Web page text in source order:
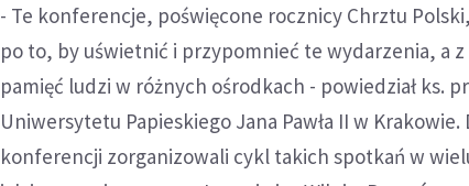
- Te konferencje, poświęcone rocznicy Chrztu
po to, by uświetnić i przypomnieć te wydarzenia, a
pamięć ludzi w różnych ośrodkach - powiedział ks.
Uniwersytetu Papieskiego Jana Pawła II w Krakowie.
konferencji zorganizowali cykl takich spotkań w